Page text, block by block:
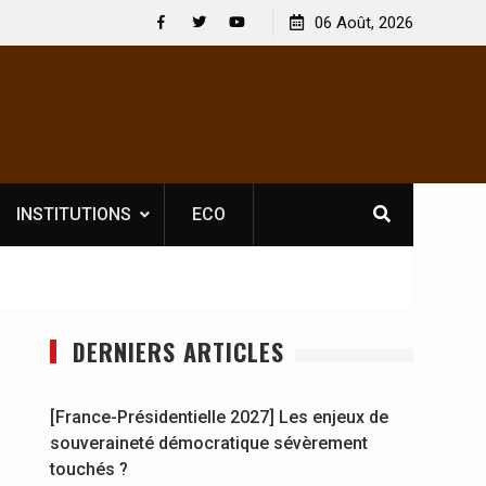
licence obligatoire pour les spectacles : En
l’opérateur culturel Soldat Jahboy se
[France-
souveraineté
06 Août, 2026
INSTITUTIONS ECO
DERNIERS ARTICLES
[France-Présidentielle 2027] Les enjeux de
souveraineté démocratique sévèrement
touchés ?